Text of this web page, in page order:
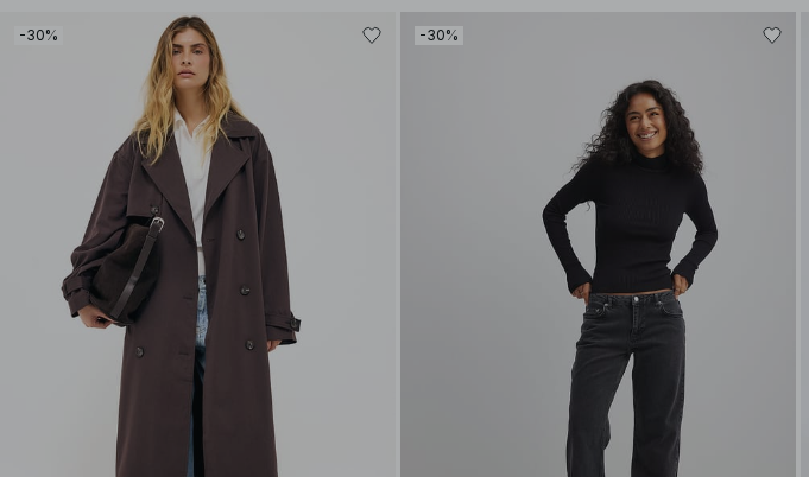
Hoeden & Petten
Handschoenen
-30% -30%